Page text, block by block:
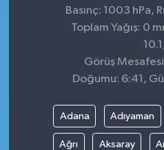
Basınç: 1003 hPa,
Toplam Yağış: 0
Görüş
Doğumu: 6:41,
Adana Adıyaman
Ağrı Aksaray